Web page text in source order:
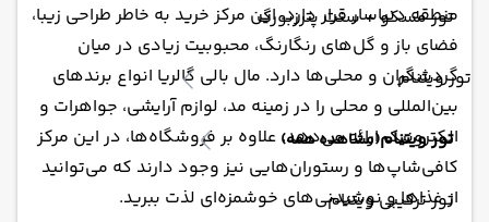
تور مسکو + سنت پترزبورگ
تور ویتنام
تور ویتنام(مشاهده همه)
تور ترکیبی ویتنام
منطقه دنباسار قرار دارد. این مرکز خرید به خاطر طراحی زیبا،
فضای باز و گل‌های رنگارنگ، محبوبیت زیادی در میان
گردشگران و محلی‌ها دارد. مال بالی گالریا انواع برندهای
بین‌المللی و محلی را در زمینه مد، لوازم آرایشی، جواهرات و
الکترونیک ارائه می‌دهد. علاوه بر فروشگاه‌ها، در این مرکز
کافی‌شاپ‌ها و رستوران‌هایی نیز وجود دارند که می‌توانید
از غذاها و نوشیدنی‌های خوشمزه‌ای لذت ببرید.